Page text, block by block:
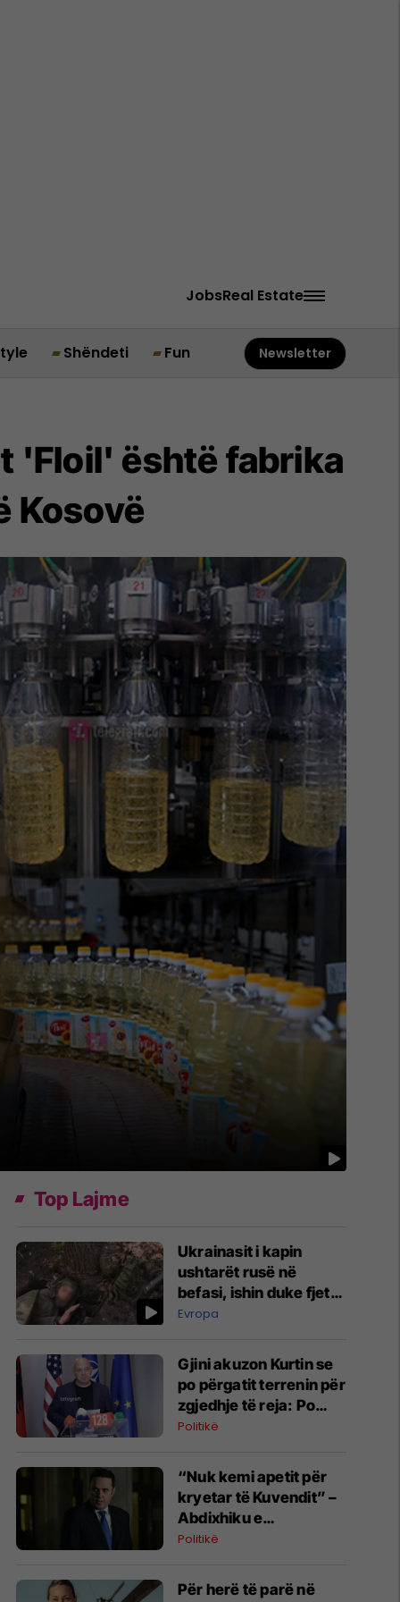
JobsReal Estate
Shëndeti Fun Newsletter
'Floil' është fabrika
Kosovë
Top Lajme
Ukrainasit i kapin
ushtarët rusë në
befasi, ishin duke fjetur
në strehimoret e
Evropa
Gjini akuzon Kurtin se
po përgatit terrenin për
zgjedhje të reja: Po
manipulon opinionin
Politikë
“Nuk kemi apetit për
kryetar të Kuvendit” –
Abdixhiku e
konsideron si figurë
Politikë
Për herë të parë në